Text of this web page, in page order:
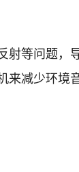
等问题，
来减少环